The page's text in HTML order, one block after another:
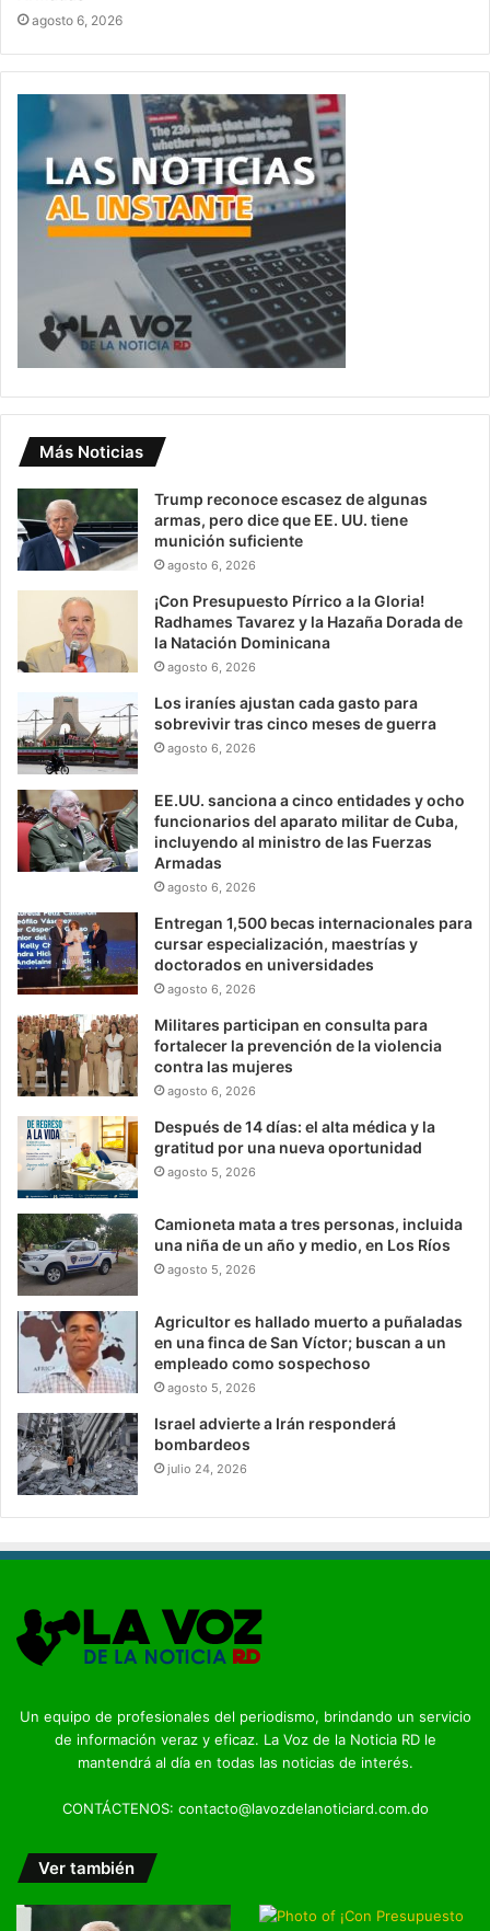
agosto 6, 2026
Más Noticias
Trump reconoce escasez de algunas
armas, pero dice que EE. UU. tiene
munición suficiente
agosto 6, 2026
¡Con Presupuesto Pírrico a la Gloria!
Radhames Tavarez y la Hazaña Dorada de
la Natación Dominicana
agosto 6, 2026
Los iraníes ajustan cada gasto para
sobrevivir tras cinco meses de guerra
agosto 6, 2026
EE.UU. sanciona a cinco entidades y ocho
funcionarios del aparato militar de Cuba,
incluyendo al ministro de las Fuerzas
Armadas
agosto 6, 2026
Entregan 1,500 becas internacionales para
cursar especialización, maestrías y
doctorados en universidades
agosto 6, 2026
Militares participan en consulta para
fortalecer la prevención de la violencia
contra las mujeres
agosto 6, 2026
Después de 14 días: el alta médica y la
gratitud por una nueva oportunidad
agosto 5, 2026
Camioneta mata a tres personas, incluida
una niña de un año y medio, en Los Ríos
agosto 5, 2026
Agricultor es hallado muerto a puñaladas
en una finca de San Víctor; buscan a un
empleado como sospechoso
agosto 5, 2026
Israel advierte a Irán responderá
bombardeos
julio 24, 2026
Un equipo de profesionales del periodismo, brindando un servicio
de información veraz y eficaz. La Voz de la Noticia RD le
mantendrá al día en todas las noticias de interés.
CONTÁCTENOS: contacto@lavozdelanoticiard.com.do
Ver también